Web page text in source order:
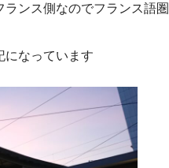
ンス側なのでフランス語圏
になっています